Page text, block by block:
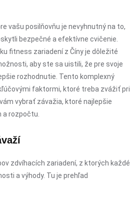
vašu posilňovňu je nevyhnutný na to,
bezpečné a efektívne cvičenie.
fitness zariadení z Číny je dôležité
aby ste sa uistili, že pre svoje
rozhodnutie. Tento komplexný
faktormi, ktoré treba zvážiť pri
vybrať závažia, ktoré najlepšie
a rozpočtu.
zdvíhacích zariadení, z ktorých každé
a výhody. Tu je prehľad